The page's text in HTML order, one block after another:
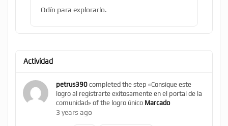
Odín para explorarlo.
Actividad
petrus390 completed the step «Consigue este
logro al registrarte exitosamente en el portal de la
comunidad» of the logro único Marcado
3 years ago